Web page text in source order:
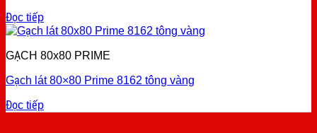
Đọc tiếp
GẠCH 80x80 PRIME
Gạch lát 80×80 Prime 8162 tông vàng
Đọc tiếp